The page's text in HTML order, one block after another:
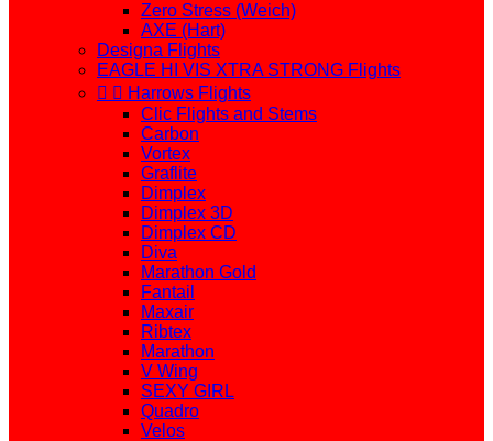
Zero Stress (Weich)
AXE (Hart)
Designa Flights
EAGLE HI VIS XTRA STRONG Flights
  Harrows Flights
Clic Flights and Stems
Carbon
Vortex
Graflite
Dimplex
Dimplex 3D
Dimplex CD
Diva
Marathon Gold
Fantail
Maxair
Ribtex
Marathon
V Wing
SEXY GIRL
Quadro
Velos